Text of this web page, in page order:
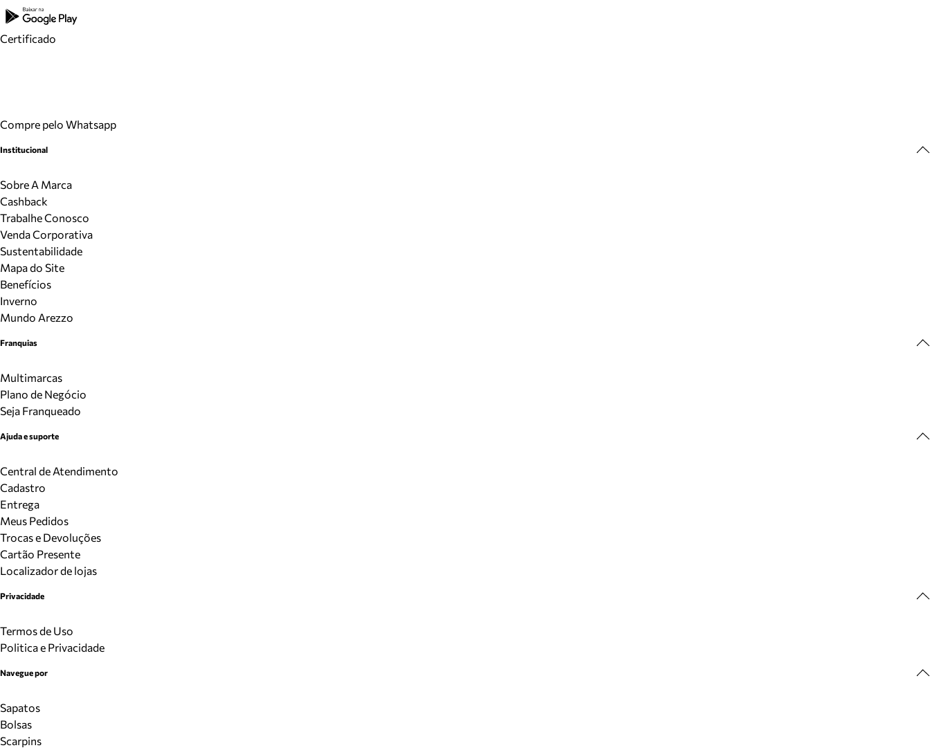
Certificado
Compre pelo Whatsapp
Institucional
Sobre A Marca
Cashback
Trabalhe Conosco
Venda Corporativa
Sustentabilidade
Mapa do Site
Benefícios
Inverno
Mundo Arezzo
Franquias
Multimarcas
Plano de Negócio
Seja Franqueado
Ajuda e suporte
Central de Atendimento
Cadastro
Entrega
Meus Pedidos
Trocas e Devoluções
Cartão Presente
Localizador de lojas
Privacidade
Termos de Uso
Politica e Privacidade
Navegue por
Sapatos
Bolsas
Scarpins